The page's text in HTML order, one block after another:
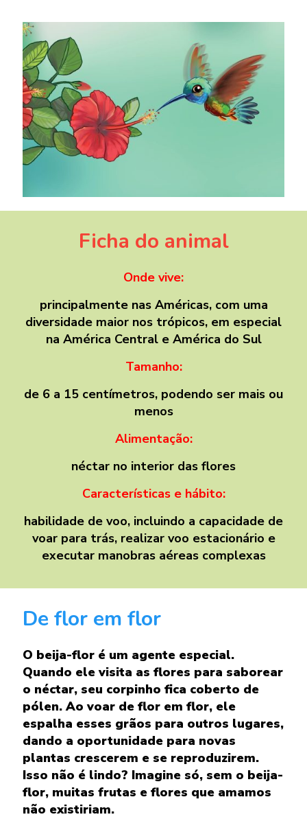
Ficha do animal
Onde vive:
principalmente nas Américas, com uma
diversidade maior nos trópicos, em especial
na América Central e América do Sul
Tamanho:
de 6 a 15 centímetros, podendo ser mais ou
menos
Alimentação:
néctar no interior das flores
Características e hábito:
habilidade de voo, incluindo a capacidade de
voar para trás, realizar voo estacionário e
executar manobras aéreas complexas
De flor em flor
O beija-flor é um agente especial.
Quando ele visita as flores para saborear
o néctar, seu corpinho fica coberto de
pólen. Ao voar de flor em flor, ele
espalha esses grãos para outros lugares,
dando a oportunidade para novas
plantas crescerem e se reproduzirem.
Isso não é lindo? Imagine só, sem o beija-
flor, muitas frutas e flores que amamos
não existiriam.